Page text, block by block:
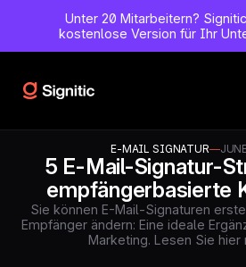
Unter 20 Mitarbeitern?
kostenlose Version für Ihr
E-MAIL SIGNATUR—
5 E-Mail-Signatur-
empfängerbasierte
Sie können E-Mail-Signaturen
Empfänger ändern: Eine ideale
Marketing. Lesen Sie hier